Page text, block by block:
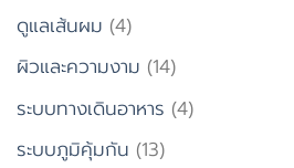
ดูแลเส้นผม (4)
ผิวและความงาม (14)
ระบบทางเดินอาหาร (4)
ระบบภูมิคุ้มกัน (13)